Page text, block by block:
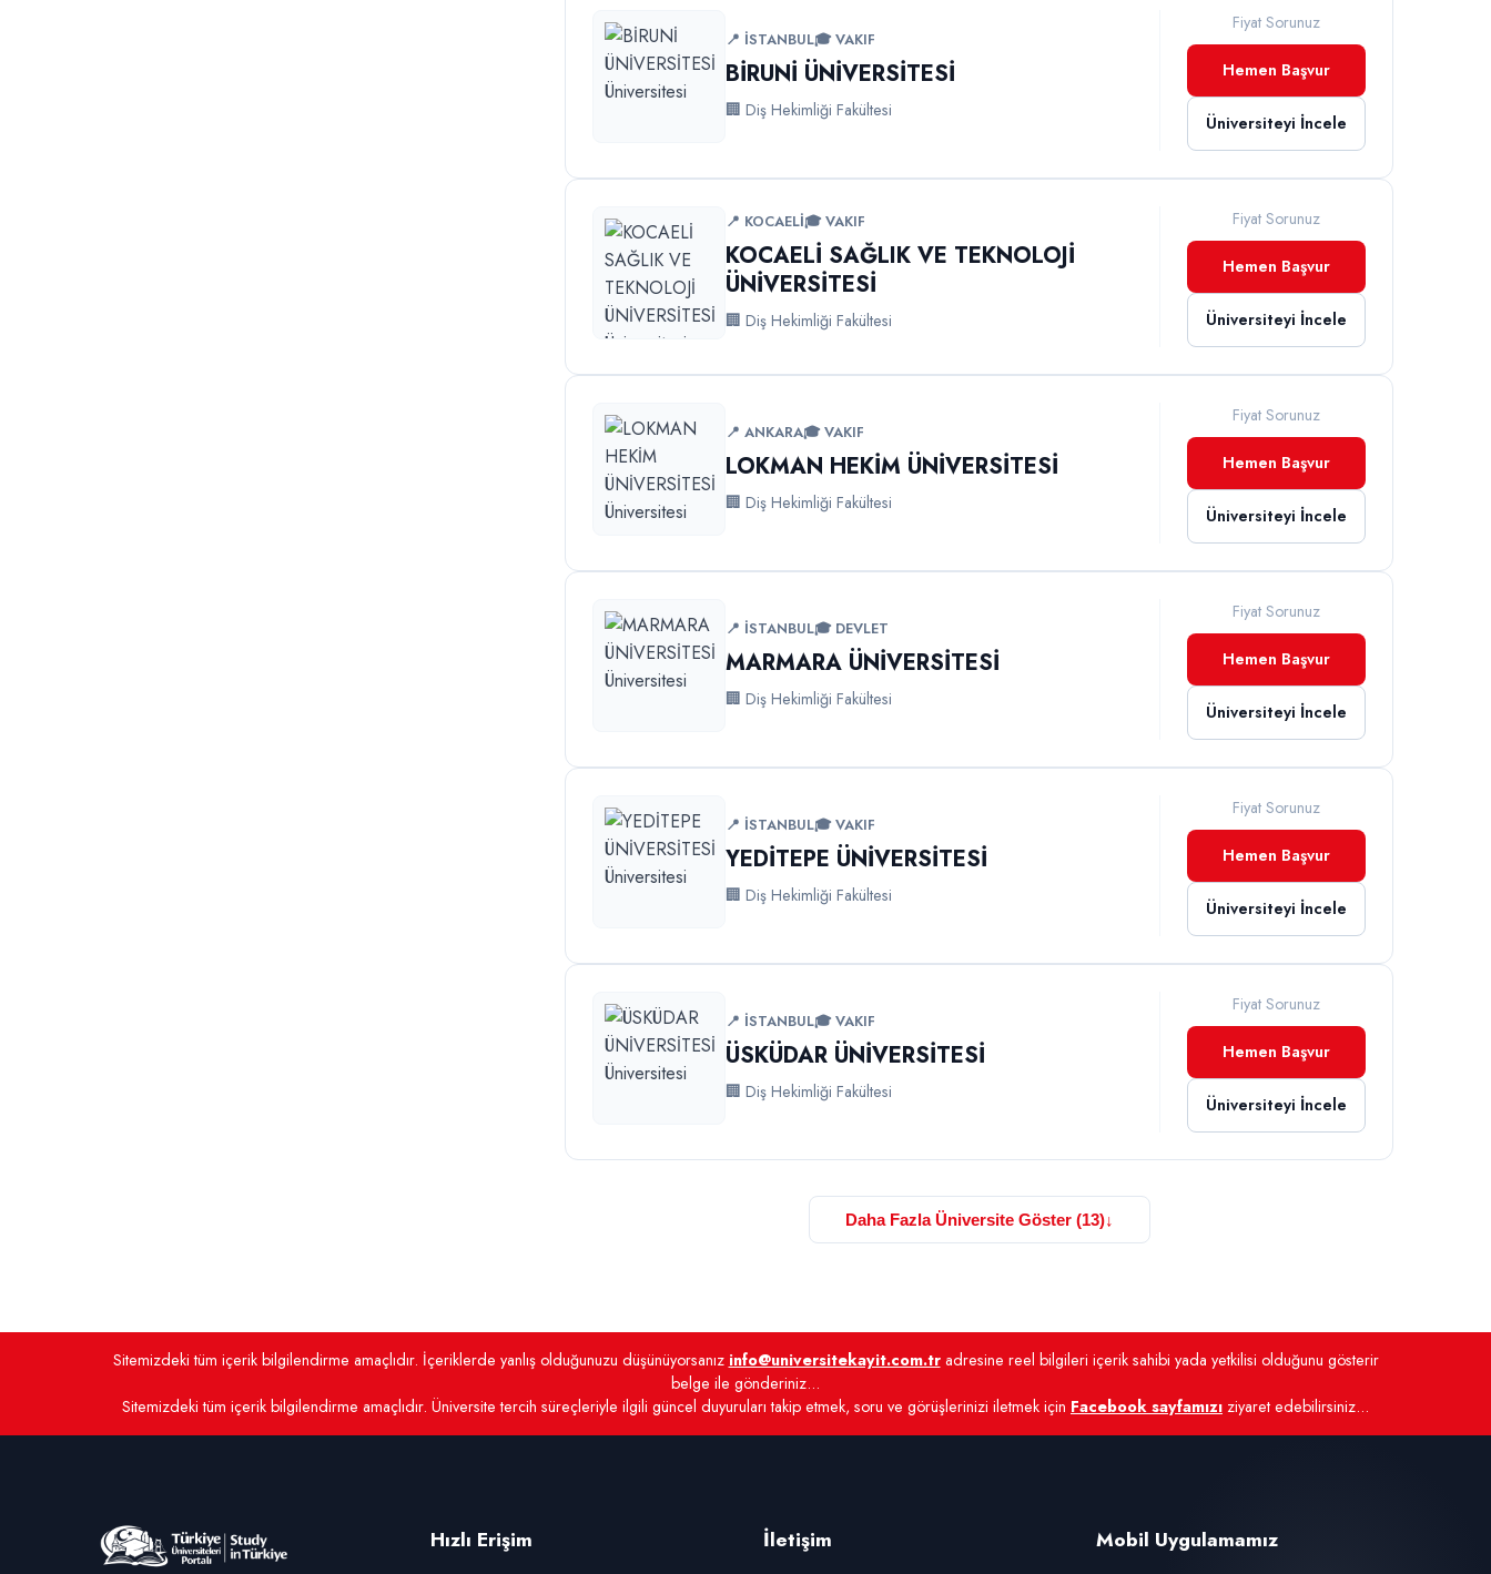
📍 İSTANBUL🎓 VAKIF
BİRUNİ ÜNİVERSİTESİ
🏢 Diş Hekimliği Fakültesi
Fiyat Sorunuz
Hemen Başvur
Üniversiteyi İncele
📍 KOCAELİ🎓 VAKIF
KOCAELİ SAĞLIK VE TEKNOLOJİ
ÜNİVERSİTESİ
🏢 Diş Hekimliği Fakültesi
Fiyat Sorunuz
Hemen Başvur
Üniversiteyi İncele
📍 ANKARA🎓 VAKIF
LOKMAN HEKİM ÜNİVERSİTESİ
🏢 Diş Hekimliği Fakültesi
Fiyat Sorunuz
Hemen Başvur
Üniversiteyi İncele
📍 İSTANBUL🎓 DEVLET
MARMARA ÜNİVERSİTESİ
🏢 Diş Hekimliği Fakültesi
Fiyat Sorunuz
Hemen Başvur
Üniversiteyi İncele
📍 İSTANBUL🎓 VAKIF
YEDİTEPE ÜNİVERSİTESİ
🏢 Diş Hekimliği Fakültesi
Fiyat Sorunuz
Hemen Başvur
Üniversiteyi İncele
📍 İSTANBUL🎓 VAKIF
ÜSKÜDAR ÜNİVERSİTESİ
🏢 Diş Hekimliği Fakültesi
Fiyat Sorunuz
Hemen Başvur
Üniversiteyi İncele
Daha Fazla Üniversite Göster (13)↓
Sitemizdeki tüm içerik bilgilendirme amaçlıdır. İçeriklerde yanlış olduğunuzu düşünüyorsanız info@universitekayit.com.tradresine reel bilgileri içerik sahibi yada yetkilisi olduğunu gösterir
belge ile gönderiniz...
Sitemizdeki tüm içerik bilgilendirme amaçlıdır. Üniversite tercih süreçleriyle ilgili güncel duyuruları takip etmek, soru ve görüşlerinizi iletmek için Facebook sayfamızı ziyaret edebilirsiniz...
Hızlı Erişim İletişim Mobil Uygulamamız